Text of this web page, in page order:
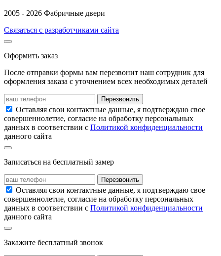
2005 - 2026 Фабричные двери
Связаться с разработчиками сайта
Оформить заказ
После отправки формы вам перезвонит наш сотрудник для
оформления заказа с уточнением всех необходимых деталей
Перезвонить
Оставляя свои контактные данные, я подтверждаю свое
совершеннолетие, согласие на обработку персональных
данных в соответствии с Политикой конфиденциальности
данного сайта
Записаться на бесплатный замер
Перезвонить
Оставляя свои контактные данные, я подтверждаю свое
совершеннолетие, согласие на обработку персональных
данных в соответствии с Политикой конфиденциальности
данного сайта
Закажите бесплатный звонок